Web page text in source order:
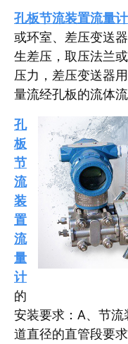
孔板节流装置流量计
或环室、差压变送
生差压，取压法兰
压力，差压变送器
量流经孔板的流体
孔
板
节
流
装
置
流
量
计
的
安装要求：A、节
道直径的直管段要